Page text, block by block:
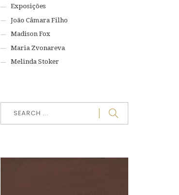
Exposições
João Câmara Filho
Madison Fox
Maria Zvonareva
Melinda Stoker